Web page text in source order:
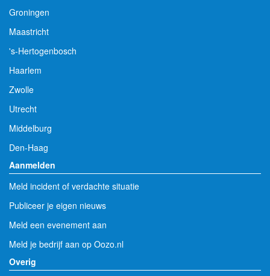
Groningen
Maastricht
's-Hertogenbosch
Haarlem
Zwolle
Utrecht
Middelburg
Den-Haag
Aanmelden
Meld incident of verdachte situatie
Publiceer je eigen nieuws
Meld een evenement aan
Meld je bedrijf aan op Oozo.nl
Overig